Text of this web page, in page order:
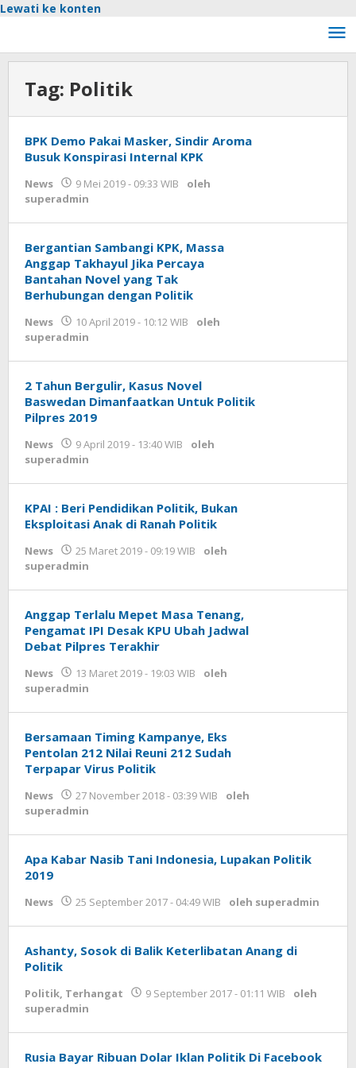
Lewati ke konten
Tag: Politik
BPK Demo Pakai Masker, Sindir Aroma
Busuk Konspirasi Internal KPK
News 9 Mei 2019 - 09:33 WIB
oleh
superadmin
Bergantian Sambangi KPK, Massa
Anggap Takhayul Jika Percaya
Bantahan Novel yang Tak
Berhubungan dengan Politik
News 10 April 2019 - 10:12 WIB
oleh
superadmin
2 Tahun Bergulir, Kasus Novel
Baswedan Dimanfaatkan Untuk Politik
Pilpres 2019
News 9 April 2019 - 13:40 WIB
oleh
superadmin
KPAI : Beri Pendidikan Politik, Bukan
Eksploitasi Anak di Ranah Politik
News 25 Maret 2019 - 09:19 WIB
oleh
superadmin
Anggap Terlalu Mepet Masa Tenang,
Pengamat IPI Desak KPU Ubah Jadwal
Debat Pilpres Terakhir
News 13 Maret 2019 - 19:03 WIB
oleh
superadmin
Bersamaan Timing Kampanye, Eks
Pentolan 212 Nilai Reuni 212 Sudah
Terpapar Virus Politik
News 27 November 2018 - 03:39 WIB
oleh
superadmin
Apa Kabar Nasib Tani Indonesia, Lupakan Politik
2019
News 25 September 2017 - 04:49 WIB oleh superadmin
Ashanty, Sosok di Balik Keterlibatan Anang di
Politik
Politik, Terhangat 9 September 2017 - 01:11 WIB
oleh
superadmin
Rusia Bayar Ribuan Dolar Iklan Politik Di Facebook